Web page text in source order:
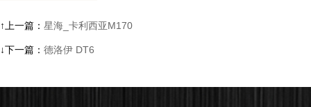
↑上一篇： 星海_卡利西亚M170
↓下一篇： 德洛伊 DT6